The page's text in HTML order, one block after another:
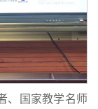
、国家教学名师